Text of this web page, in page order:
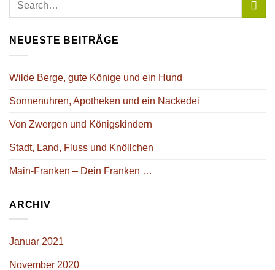
NEUESTE BEITRÄGE
Wilde Berge, gute Könige und ein Hund
Sonnenuhren, Apotheken und ein Nackedei
Von Zwergen und Königskindern
Stadt, Land, Fluss und Knöllchen
Main-Franken – Dein Franken …
ARCHIV
Januar 2021
November 2020